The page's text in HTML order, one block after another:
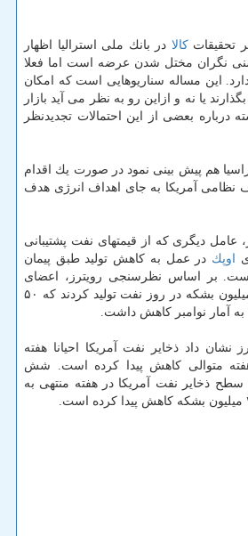
تحقیقاتكالا در بانك ملی استرالیا اظهار
نگران مختل شدن عرضه است اما فعلا
این مساله سناریوهایی است كه امكان
یا نه و ازاین رو به نظر می آید بازار
گذشته درباره بعضی از این احتمالات تجدیدنظر
هم پیش بینی نمود در صورت یك اقدام
نظامی آمریكا به جای اهداف انرژی هدف
دیگری كه از قیمتهای نفت پشتیبانی
اوپك در عمل به كاهش تولید طبق پیمان
بر اساس نظرسنجی رویترز، اعضای
اوپك در دسامبر ۲۹.۵۰ میلیون بشكه در روز نفت تولید كردند كه ۵۰
آمار نوامبر كاهش داشت.
نشان داد ذخایر نفت آمریكا احیانا هفته
متوالی كاهش پیدا كرده است. شش
سطح ذخایر نفت آمریكا در هفته منتهی به